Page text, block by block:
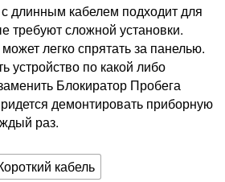
длинным кабелем подходит для
требуют сложной установки.
легко спрятать за панелью.
устройство по какой либо
Блокиратор Пробега
демонтировать приборную
раз.
кабель